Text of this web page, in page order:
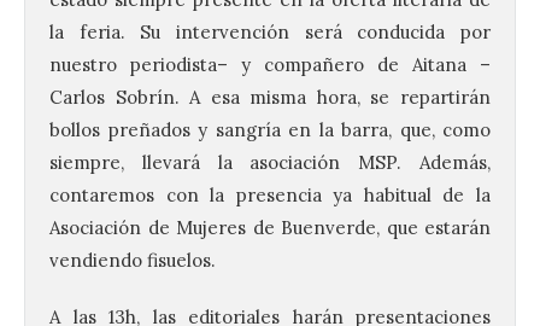
la feria. Su intervención será conducida por
nuestro periodista– y compañero de Aitana –
Carlos Sobrín. A esa misma hora, se repartirán
bollos preñados y sangría en la barra, que, como
siempre, llevará la asociación MSP. Además,
contaremos con la presencia ya habitual de la
Asociación de Mujeres de Buenverde, que estarán
vendiendo fisuelos.
A las 13h, las editoriales harán presentaciones